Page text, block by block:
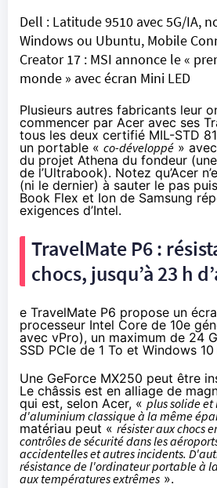
Dell : Latitude 9510 avec 5G/IA,
Windows ou Ubuntu, Mobile
Creator 17 : MSI annonce le «
monde » avec écran Mini LED
Plusieurs autres fabricants leur
commencer par Acer avec ses
tous les deux certifié MIL-STD
un portable « co-développé »
du projet Athena du fondeur
de l’Ultrabook). Notez qu’Acer
(ni le dernier) à sauter le pas
Book Flex et Ion de Samsung
exigences d’Intel.
TravelMate P6 :
chocs, jusqu’à 23 h
e TravelMate P6 propose un
processeur Intel Core de 10e
avec vPro), un maximum de 24
SSD PCIe de 1 To et Windows 10
Une GeForce MX250 peut être
Le châssis est en alliage de
qui est, selon Acer, « plus solide
d'aluminium classique à la même
matériau peut « résister aux chocs
contrôles de sécurité dans les
accidentelles et autres incidents.
résistance de l'ordinateur portable à
aux températures extrêmes ».